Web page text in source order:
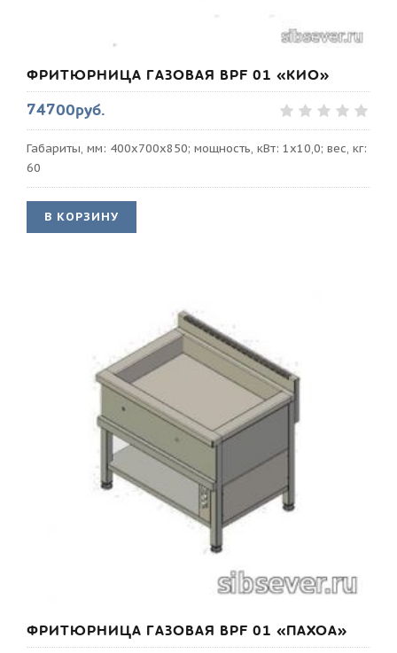
ФРИТЮРНИЦА ГАЗОВАЯ BPF 01 «КИО»
74700руб.
Габариты, мм: 400х700х850; мощность, кВт: 1х10,0; вес, кг:
60
В КОРЗИНУ
ФРИТЮРНИЦА ГАЗОВАЯ BPF 01 «ПАХОА»